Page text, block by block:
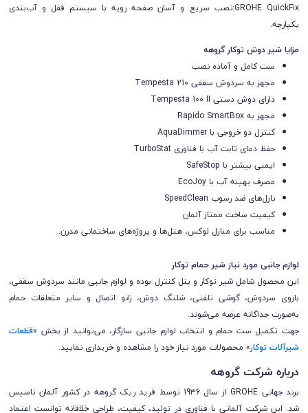
GROHE QuickFix:نصب سریع و آسان صفحه رویه با سیستم قفل و آب‌بندی
یکپارچه.
مزایا شیر دوش توکار گروهه
ست کامل و آماده نصب
مجهز به سردوش سقفی Tempesta 210
دارای دوش دستی Tempesta 100 II
مجهز به Rapido SmartBox
کنترل دو خروجی با AquaDimmer
حفظ دمای ثابت آب با فناوری TurboStat
ایمنی بیشتر با SafeStop
مصرف بهینه آب با EcoJoy
نازل‌های ضد رسوب SpeedClean
کیفیت ساخت ممتاز آلمان
مناسب برای منازل لوکس، هتل‌ها و پروژه‌های ساختمانی مدرن.
لوازم جانبی مورد نیاز شیر حمام توکار
این محصول شامل شیر توکار و پنل کنترل بوده و لوازم جانبی مانند سردوش سقفی،
بازوی سردوش، گوشی تلفنی، شلنگ دوش، زانو اتصال و سایر متعلقات حمام
به‌صورت جداگانه عرضه می‌شوند.
جهت تکمیل ست حمام و انتخاب لوازم جانبی سازگار، می‌توانید از بخش «قطعات
شیرآلات توکار» محصولات مورد نیاز خود را مشاهده و خریداری نمایید.
درباره شرکت گروهه
برند جهانی GROHE از سال 1936 توسط فرید ریک گروهه در کشور آلمان تاسیس
شد. این شرکت آلمانی با فناوری در تولید، کیفیت، طراحی خلاقانه توانست اعتماد